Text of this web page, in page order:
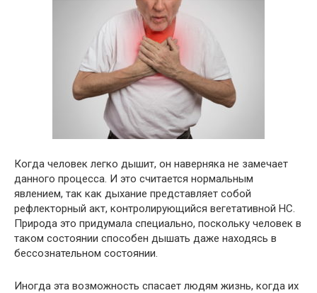
Когда человек легко дышит, он наверняка не замечает
данного процесса. И это считается нормальным
явлением, так как дыхание представляет собой
рефлекторный акт, контролирующийся вегетативной НС.
Природа это придумала специально, поскольку человек в
таком состоянии способен дышать даже находясь в
бессознательном состоянии.
Иногда эта возможность спасает людям жизнь, когда их